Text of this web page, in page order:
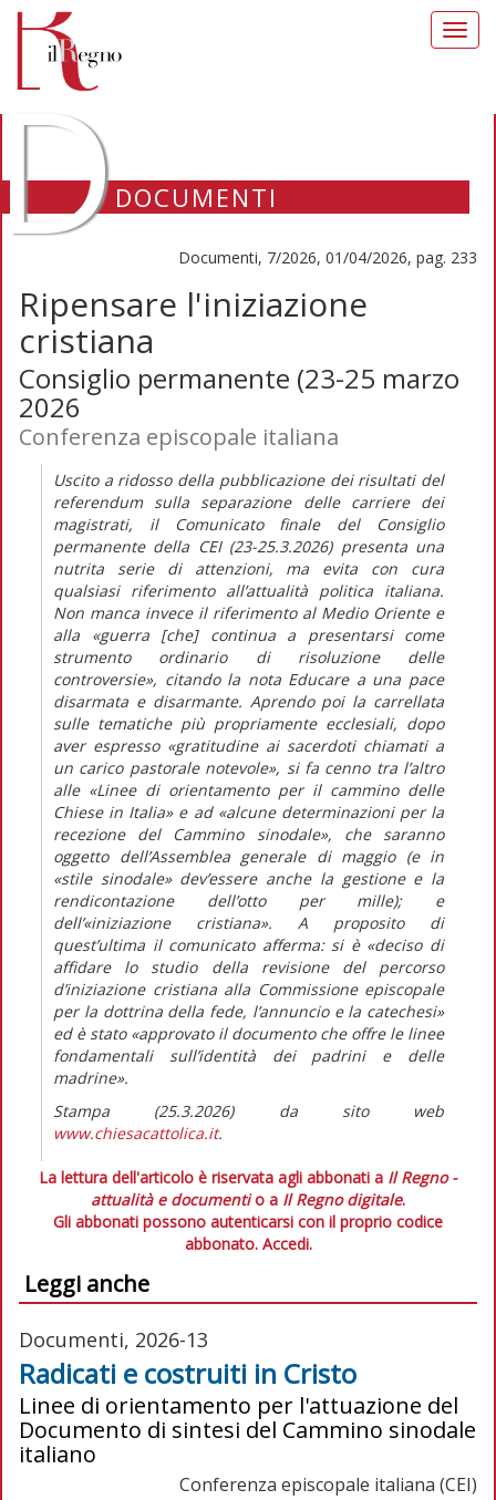
DOCUMENTI
Documenti, 7/2026, 01/04/2026, pag. 233
Ripensare l'iniziazione
cristiana
Consiglio permanente (23-25 marzo
2026
Conferenza episcopale italiana
Uscito a ridosso della pubblicazione dei risultati del
referendum sulla separazione delle carriere dei
magistrati, il
Comunicato finaledel Consiglio
permanente della CEI (23-25.3.2026) presenta una
nutrita serie di attenzioni, ma evita con cura
qualsiasi riferimento all’attualità politica italiana.
Non manca invece il riferimento al Medio Oriente e
alla «guerra [che] continua a presentarsi come
strumento ordinario di risoluzione delle
controversie», citando la nota Educare a una pace
disarmata e disarmante. Aprendo poi la carrellata
sulle tematiche più propriamente ecclesiali, dopo
aver espresso «gratitudine ai sacerdoti chiamati a
un carico pastorale notevole», si fa cenno tra l’altro
alle «Linee di orientamentoper il cammino delle
Chiese in Italia»e ad «alcune determinazioni per la
recezione del Cammino sinodale», che saranno
oggetto dell’Assemblea generale di maggio (e in
«stile sinodale»dev’essere anche la gestione e la
rendicontazione dell’otto per mille); e
dell’«iniziazione cristiana». A proposito di
quest’ultima il comunicato afferma: si è «deciso di
affidare lo studio della revisione del percorso
d’iniziazione cristiana alla Commissione episcopale
per la dottrina della fede, l’annuncio e la catechesi»
ed è stato «approvato il documento che offre le linee
fondamentali sull’identità dei padrini e delle
madrine».
Stampa (25.3.2026) da sito web
www.chiesacattolica.it.
La lettura dell'articolo è riservata agli abbonati a Il Regno -
attualità e documentio a Il Regno digitale.
Gli abbonati possono autenticarsi con il proprio codice
abbonato. Accedi.
Leggi anche
Documenti, 2026-13
Radicati e costruiti in Cristo
Linee di orientamento per l'attuazione del
Documento di sintesi del Cammino sinodale
italiano
Conferenza episcopale italiana (CEI)